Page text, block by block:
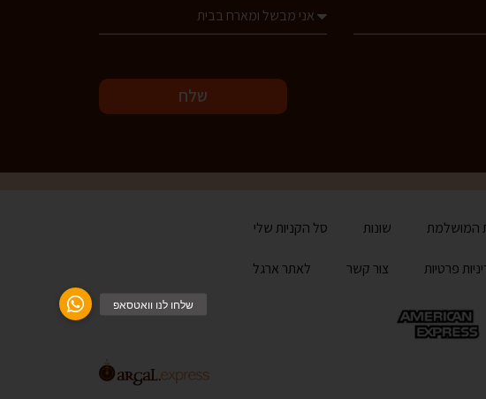
שלח
המושלמת שונות סל הקניות שלי
פרטיות צור קשר לאתר ארגל